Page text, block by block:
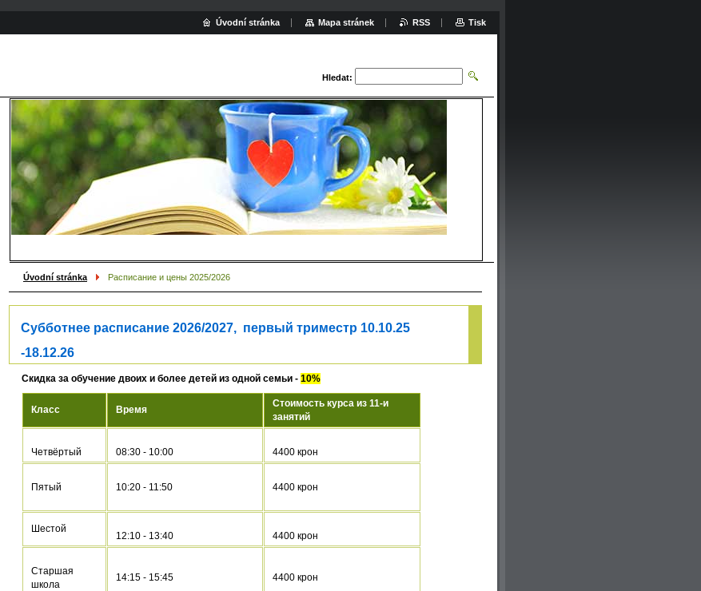
Hledat:
Úvodní stránka Расписание и цены 2025/2026
Субботнее расписание 2026/2027, первый триместр 10.10.25
-18.12.26
Скидка за обучение двоих и более детей из одной семьи - 10%
Класс Время
Стоимость курса из 11-и
занятий
Четвёртый 08:30 - 10:00 4400 крон
Пятый 10:20 - 11:50 4400 крон
Шестой
12:10 - 13:40 4400 крон
Старшая
школа
14:15 - 15:45 4400 крон
Úvodní stránka Mapa stránek RSS Tisk